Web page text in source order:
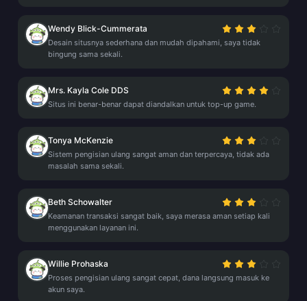
Wendy Blick-Cummerata
Desain situsnya sederhana dan mudah dipahami, saya tidak
bingung sama sekali.
Mrs. Kayla Cole DDS
Situs ini benar-benar dapat diandalkan untuk top-up game.
Tonya McKenzie
Sistem pengisian ulang sangat aman dan terpercaya, tidak ada
masalah sama sekali.
Beth Schowalter
Keamanan transaksi sangat baik, saya merasa aman setiap kali
menggunakan layanan ini.
Willie Prohaska
Proses pengisian ulang sangat cepat, dana langsung masuk ke
akun saya.